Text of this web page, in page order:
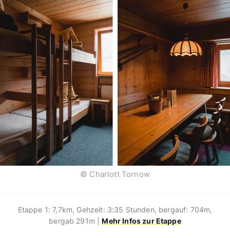
© Charlott Tornow
Etappe 1: 7,7km, Gehzeit: 3:35 Stunden, bergauf: 704m,
bergab 291m |Mehr Infos zur Etappe